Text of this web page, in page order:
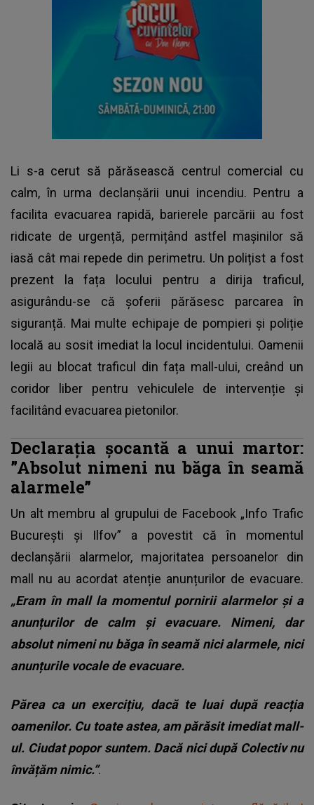
Li s-a cerut să părăsească centrul comercial cu
calm, în urma declanșării unui incendiu. Pentru a
facilita evacuarea rapidă, barierele parcării au fost
ridicate de urgență, permițând astfel mașinilor să
iasă cât mai repede din perimetru. Un polițist a fost
prezent la fața locului pentru a dirija traficul,
asigurându-se că șoferii părăsesc parcarea în
siguranță. Mai multe echipaje de pompieri și poliție
locală au sosit imediat la locul incidentului. Oamenii
legii au blocat traficul din fața mall-ului, creând un
coridor liber pentru vehiculele de intervenție și
facilitând evacuarea pietonilor.
Declarația șocantă a unui martor:
”Absolut nimeni nu băga în seamă
alarmele”
Un alt membru al grupului de Facebook „Info Trafic
București și Ilfov” a povestit că în momentul
declanșării alarmelor, majoritatea persoanelor din
mall nu au acordat atenție anunțurilor de evacuare.
„Eram în mall la momentul pornirii alarmelor și a
anunțurilor de calm și evacuare. Nimeni, dar
absolut nimeni nu băga în seamă nici alarmele, nici
anunțurile vocale de evacuare.
Părea ca un exercițiu, dacă te luai după reacția
oamenilor. Cu toate astea, am părăsit imediat mall-
ul. Ciudat popor suntem. Dacă nici după Colectiv nu
învățăm nimic.”.